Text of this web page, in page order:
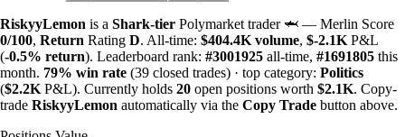
RiskyyLemon is a Shark-tier Polymarket trader 🦈 — Merlin Score
0/100, Return Rating D. All-time: $404.4K volume, $-2.1K P&L
(-0.5% return). Leaderboard rank: #3001925 all-time, #1691805 this
month. 79% win rate (39 closed trades) · top category: Politics
($2.2K P&L). Currently holds 20 open positions worth $2.1K. Copy-
trade RiskyyLemon automatically via the Copy Trade button above.